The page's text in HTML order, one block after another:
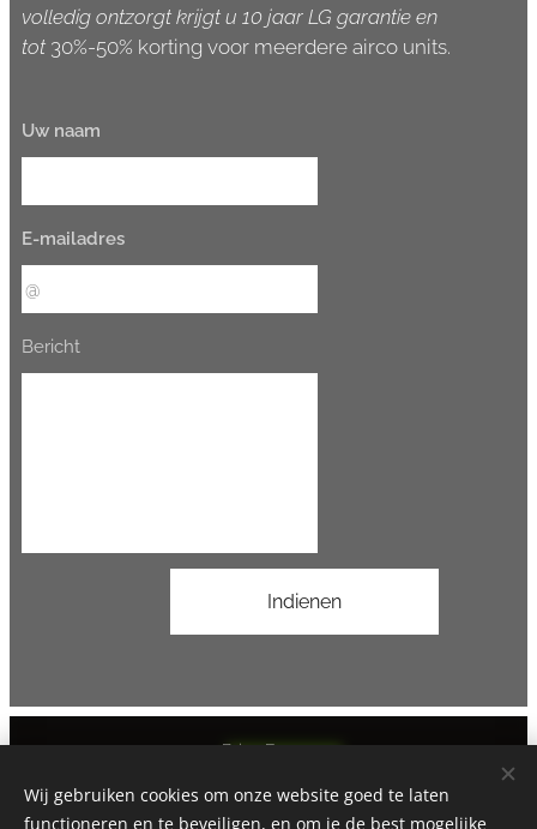
volledig ontzorgt krijgt u 10 jaar LG garantie en
tot 30%-50% korting voor meerdere airco units.
Uw naam
E-mailadres
Bericht
Indienen
Brisa Fresca
Alle rechten voorbehouden 1996-2026
Mogelijk gemaakt doorEdwin Beemsterboer
Wij gebruiken cookies om onze website goed te laten
functioneren en te beveiligen, en om je de best mogelijke